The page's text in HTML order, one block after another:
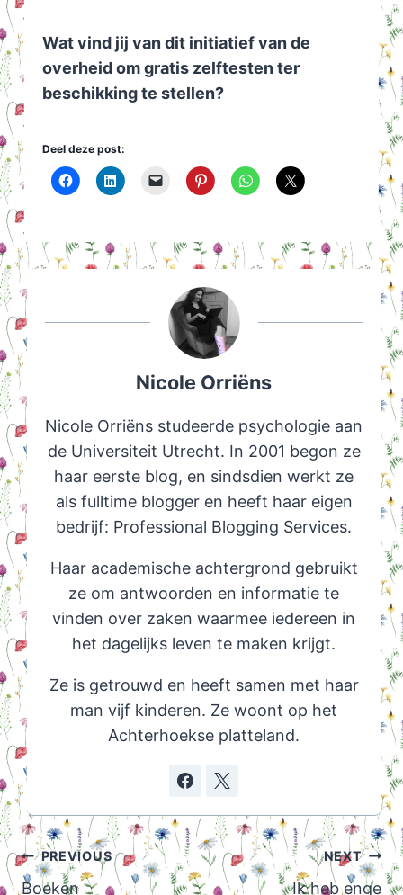
Wat vind jij van dit initiatief van de
overheid om gratis zelftesten ter
beschikking te stellen?
Deel deze post:
Nicole Orriëns
Nicole Orriëns studeerde psychologie aan
de Universiteit Utrecht. In 2001 begon ze
haar eerste blog, en sindsdien werkt ze
als fulltime blogger en heeft haar eigen
bedrijf: Professional Blogging Services.
Haar academische achtergrond gebruikt
ze om antwoorden en informatie te
vinden over zaken waarmee iedereen in
het dagelijks leven te maken krijgt.
Ze is getrouwd en heeft samen met haar
man vijf kinderen. Ze woont op het
Achterhoekse platteland.
Post
navigation
PREVIOUS
Boeken
NEXT
Ik heb enge